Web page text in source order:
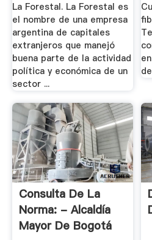
La Forestal. La Forestal es
el nombre de una empresa
argentina de capitales
extranjeros que manejó
buena parte de la actividad
política y económica de un
sector ...
Consulta De La
Norma: - Alcaldía
Mayor De Bogotá